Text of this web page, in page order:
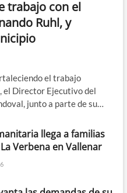
trabajo con el
Ruhl, y
el trabajo
Director Ejecutivo del
junto a parte de su…
llega a familias
Verbena en Vallenar